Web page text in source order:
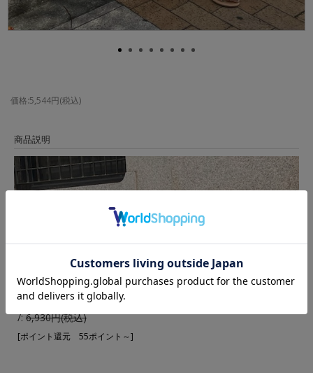
価格:5,544円(税込)
商品説明
▼ 商品説明の続きを見る ▼
(税込)
/:6,930円(税込)
[ポイント還元 55ポイント～]